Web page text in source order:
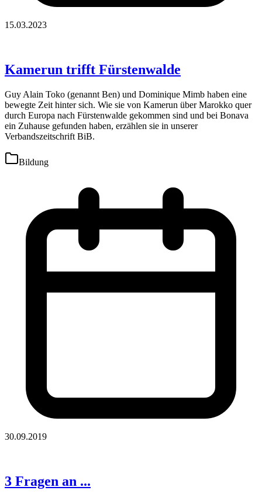
15.03.2023
Kamerun trifft Fürstenwalde
Guy Alain Toko (genannt Ben) und Dominique Mimb haben eine
bewegte Zeit hinter sich. Wie sie von Kamerun über Marokko quer
durch Europa nach Fürstenwalde gekommen sind und bei Bonava
ein Zuhause gefunden haben, erzählen sie in unserer
Verbandszeitschrift BiB.
Bildung
30.09.2019
3 Fragen an ...